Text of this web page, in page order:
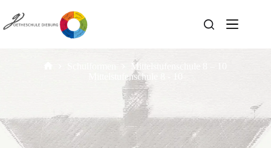
Mittelstufenschule 8 – 10
Mittelstufenschule 8 - 10